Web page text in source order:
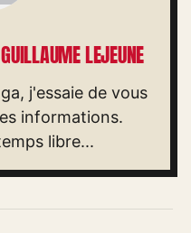
GUILLAUME LEJEUNE
j'essaie de vous
informations.
libre...